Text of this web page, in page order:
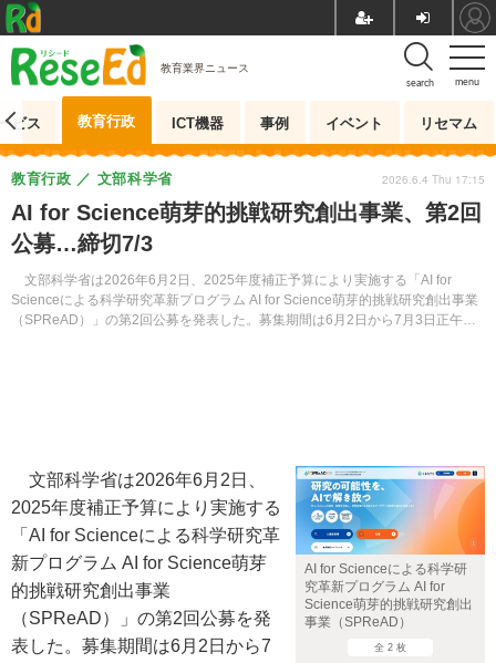
menu
search
教育業界ニュース
ビス 教育行政 ICT機器 事例 イベント リセマム
AI for Science萌芽的挑戦研究創出事業、第2回
公募…締切7/3
文部科学省は2026年6月2日、2025年度補正予算により実施する「AI for
Scienceによる科学研究革新プログラム AI for Science萌芽的挑戦研究創出事業
（SPReAD）」の第2回公募を発表した。募集期間は6月2日から7月3日正午ま
教育行政 文部科学省 2026.6.4 Thu 17:15
AI for Scienceによる科学研
究革新プログラム AI for
Science萌芽的挑戦研究創出
事業（SPReAD）
全 2 枚
文部科学省は2026年6月2日、
2025年度補正予算により実施する
「AI for Scienceによる科学研究革
新プログラム AI for Science萌芽
的挑戦研究創出事業
（SPReAD）」の第2回公募を発
表した。募集期間は6月2日から7